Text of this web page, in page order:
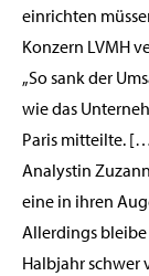
einrichten
Konzern LVMH
„So sank der
wie das
Paris mitteilte.
Analystin
eine in ihren
Allerdings
Halbjahr schwer